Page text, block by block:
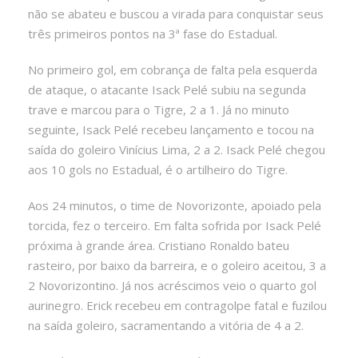
não se abateu e buscou a virada para conquistar seus
três primeiros pontos na 3ª fase do Estadual.
No primeiro gol, em cobrança de falta pela esquerda
de ataque, o atacante Isack Pelé subiu na segunda
trave e marcou para o Tigre, 2 a 1. Já no minuto
seguinte, Isack Pelé recebeu lançamento e tocou na
saída do goleiro Vinícius Lima, 2 a 2. Isack Pelé chegou
aos 10 gols no Estadual, é o artilheiro do Tigre.
Aos 24 minutos, o time de Novorizonte, apoiado pela
torcida, fez o terceiro. Em falta sofrida por Isack Pelé
próxima à grande área. Cristiano Ronaldo bateu
rasteiro, por baixo da barreira, e o goleiro aceitou, 3 a
2 Novorizontino. Já nos acréscimos veio o quarto gol
aurinegro. Erick recebeu em contragolpe fatal e fuzilou
na saída goleiro, sacramentando a vitória de 4 a 2.